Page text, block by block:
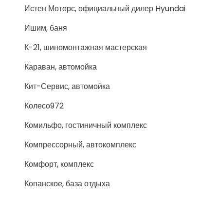
Истен Моторс, официальный дилер Hyundai
Ишим, баня
К-21, шиномонтажная мастерская
Караван, автомойка
Кит-Сервис, автомойка
Колесо972
Комильфо, гостиничный комплекс
Компрессорный, автокомплекс
Комфорт, комплекс
Копанское, база отдыха